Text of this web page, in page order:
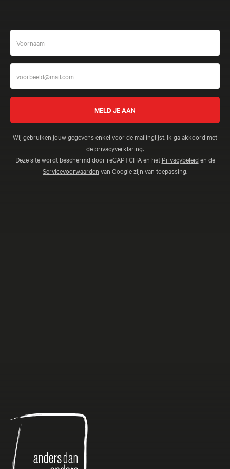
Wij gebruiken jouw gegevens enkel voor de mailinglijst. Ik ga akkoord met
de privacyverklaring.
Deze site wordt beschermd door reCAPTCHA en het Privacybeleid en de
Servicevoorwaarden van Google zijn van toepassing.
Anders
dan
Anders